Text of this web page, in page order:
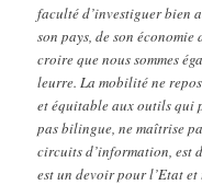
faculté d’investiguer bien
son pays, de son
croire que nous sommes
leurre. La mobilité ne
et équitable aux outils qui
pas bilingue, ne maîtrise
circuits d’information, est
est un devoir pour l’Etat